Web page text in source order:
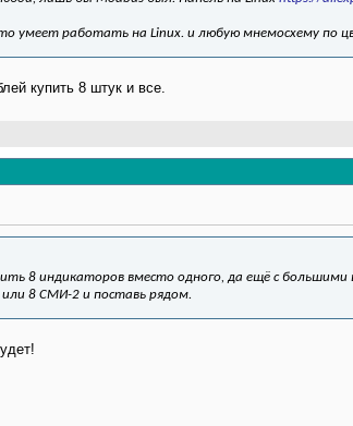
умеет работать на Linux. и любую мнемосхему по
купить 8 штук и все.
8 индикаторов вместо одного, да ещё с
8 СМИ-2 и поставь рядом.